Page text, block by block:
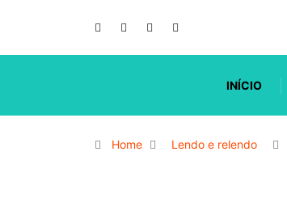
INÍCIO
Home Lendo e relendo